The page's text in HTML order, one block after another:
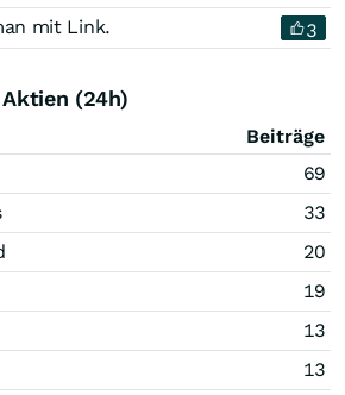
mit Link. 3
(24h)
Beiträge
69
33
20
19
13
13